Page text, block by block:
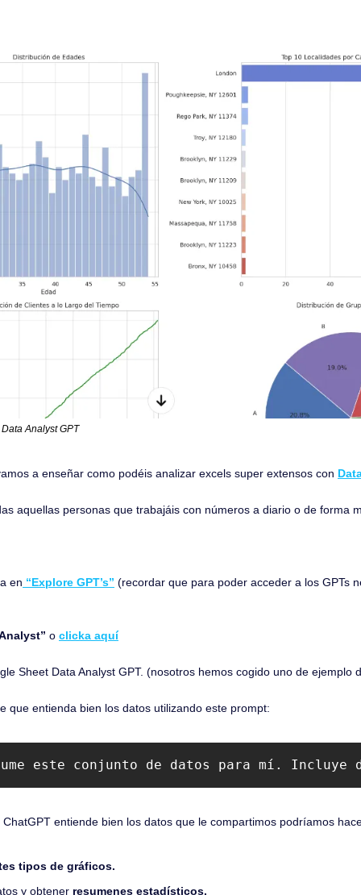
Analyst GPT
a enseñar como podéis analizar excels super extensos con
aquellas personas que trabajáis con números a diario o de forma
en “Explore GPT’s” (recordar que para poder acceder a los GPTs
o clicka aquí
Sheet Data Analyst GPT. (nosotros hemos cogido uno de ejemplo
que entienda bien los datos utilizando este prompt:
este conjunto de datos para mí. Incluye
entiende bien los datos que le compartimos podríamos
tipos de gráficos.
y obtener resumenes estadísticos.